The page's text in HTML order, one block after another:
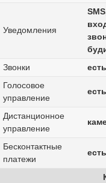
Уведомления
Звонки
Голосовое
управление
есть
Дистанционное
управление
Бесконтактные
платежи